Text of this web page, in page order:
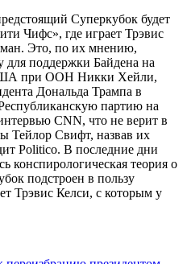
Суперкубок будет
Чифс», где играет Трэвис
Это, по их мнению,
для поддержки Байдена на
при ООН Никки Хейли,
Дональда Трампа в
партию на
CNN, что не верит в
Тейлор Свифт, назвав их
Politico. В последние дни
конспирологическая теория о
подстроен в пользу
Трэвис Келси, с которым у